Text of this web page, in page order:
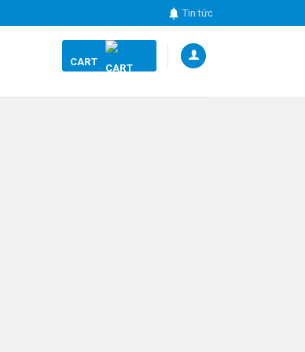
Tin tức
CART